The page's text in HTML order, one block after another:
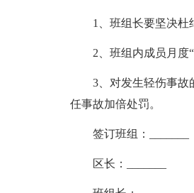
1、班组长要坚决杜
2、班组内成员月度
3、对发生轻伤事故
任事故加倍处罚。
签订班组：_______
区长：_______